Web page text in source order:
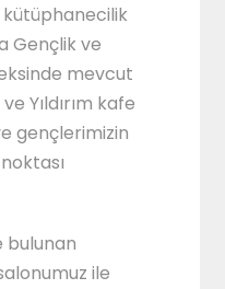
Gençlik ve
mevcut
Yıldırım kafe
gençlerimizin
bulunan
ile